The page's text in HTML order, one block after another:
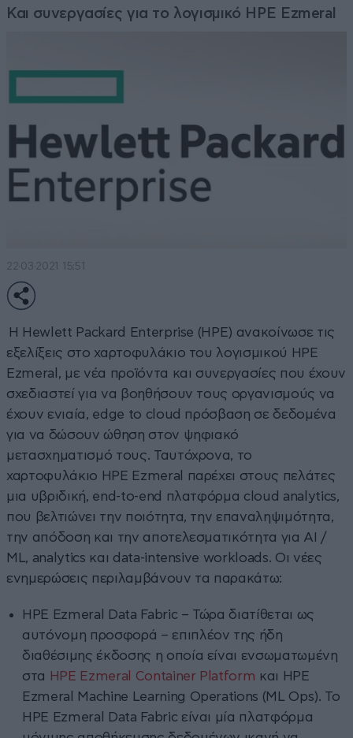
Και συνεργασίες για το λογισμικό HPE Ezmeral
22·03·2021 15:51
Η Hewlett Packard Enterprise (HPE) ανακοίνωσε τις
εξελίξεις στο χαρτοφυλάκιο του λογισμικού HPE
Ezmeral, με νέα προϊόντα και συνεργασίες που έχουν
σχεδιαστεί για να βοηθήσουν τους οργανισμούς να
έχουν ενιαία, edge to cloud πρόσβαση σε δεδομένα
για να δώσουν ώθηση στον ψηφιακό
μετασχηματισμό τους. Ταυτόχρονα, το
χαρτοφυλάκιο HPE Ezmeral παρέχει στους πελάτες
μια υβριδική, end-to-end πλατφόρμα cloud analytics,
που βελτιώνει την ποιότητα, την επαναληψιμότητα,
την απόδοση και την αποτελεσματικότητα για AI /
ML, analytics και data-intensive workloads. Οι νέες
ενημερώσεις περιλαμβάνουν τα παρακάτω:
HPE Ezmeral Data Fabric – Τώρα διατίθεται ως
αυτόνομη προσφορά – επιπλέον της ήδη
διαθέσιμης έκδοσης η οποία είναι ενσωματωμένη
στα HPE Ezmeral Container Platform και HPE
Ezmeral Machine Learning Operations (ML Ops). Το
HPE Ezmeral Data Fabric είναι μία πλατφόρμα